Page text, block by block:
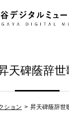
天碑蔭辞世
ション 昇天碑蔭辞世